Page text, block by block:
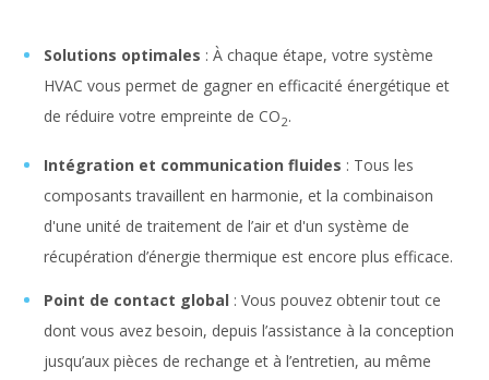
Solutions optimales : À chaque étape, votre système
HVAC vous permet de gagner en efficacité énergétique et
de réduire votre empreinte de CO2.
Intégration et communication fluides : Tous les
composants travaillent en harmonie, et la combinaison
d'une unité de traitement de l’air et d'un système de
récupération d’énergie thermique est encore plus efficace.
Point de contact global : Vous pouvez obtenir tout ce
dont vous avez besoin, depuis l’assistance à la conception
jusqu’aux pièces de rechange et à l’entretien, au même